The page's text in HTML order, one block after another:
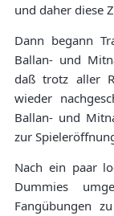
und daher diese
Dann begann
Ballan- und
daß trotz aller
wieder
Ballan- und
zur
Nach ein paar
Dummies
Fangübungen